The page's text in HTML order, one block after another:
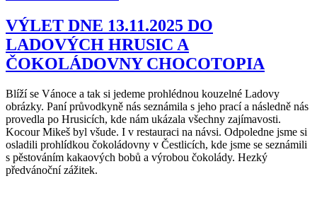
VÝLET DNE 13.11.2025 DO
LADOVÝCH HRUSIC A
ČOKOLÁDOVNY CHOCOTOPIA
Blíží se Vánoce a tak si jedeme prohlédnou kouzelné Ladovy
obrázky. Paní průvodkyně nás seznámila s jeho prací a následně nás
provedla po Hrusicích, kde nám ukázala všechny zajímavosti.
Kocour Mikeš byl všude. I v restauraci na návsi. Odpoledne jsme si
osladili prohlídkou čokoládovny v Čestlicích, kde jsme se seznámili
s pěstováním kakaových bobů a výrobou čokolády. Hezký
předvánoční zážitek.